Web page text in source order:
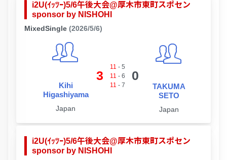
i2U(ｲｯﾂｰ)5/6午後大会@厚木市東町スポセン
sponsor by NISHOHI
MixedSingle (2026/5/6)
Kihi
Higashiyama
Japan
3
11 - 5
11 - 6
11 - 7
0
TAKUMA
SETO
Japan
i2U(ｲｯﾂｰ)5/6午後大会@厚木市東町スポセン
sponsor by NISHOHI